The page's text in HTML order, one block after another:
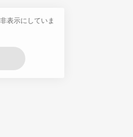
表示にしていま